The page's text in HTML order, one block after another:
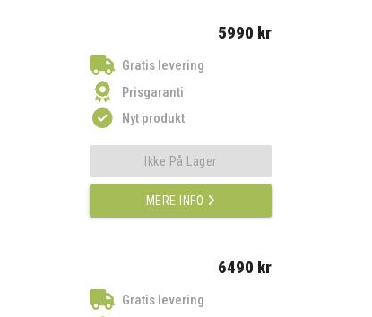
5990 kr
Gratis levering
Prisgaranti
Nyt produkt
Ikke På Lager
MERE INFO
6490 kr
Gratis levering